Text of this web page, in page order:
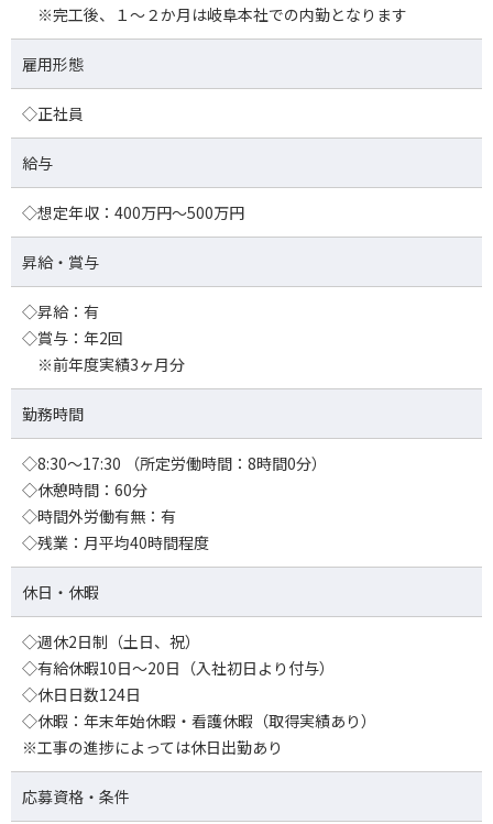
※完工後、１～２か月は岐阜本社での内勤となります
雇用形態
◇正社員
給与
◇想定年収：400万円～500万円
昇給・賞与
◇昇給：有
◇賞与：年2回
※前年度実績3ヶ月分
勤務時間
◇8:30～17:30 （所定労働時間：8時間0分）
◇休憩時間：60分
◇時間外労働有無：有
◇残業：月平均40時間程度
休日・休暇
◇週休2日制（土日、祝）
◇有給休暇10日～20日（入社初日より付与）
◇休日日数124日
◇休暇：年末年始休暇・看護休暇（取得実績あり）
※工事の進捗によっては休日出勤あり
応募資格・条件